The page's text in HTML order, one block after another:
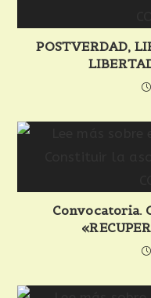
POSTVERDAD,
Convocatoria.